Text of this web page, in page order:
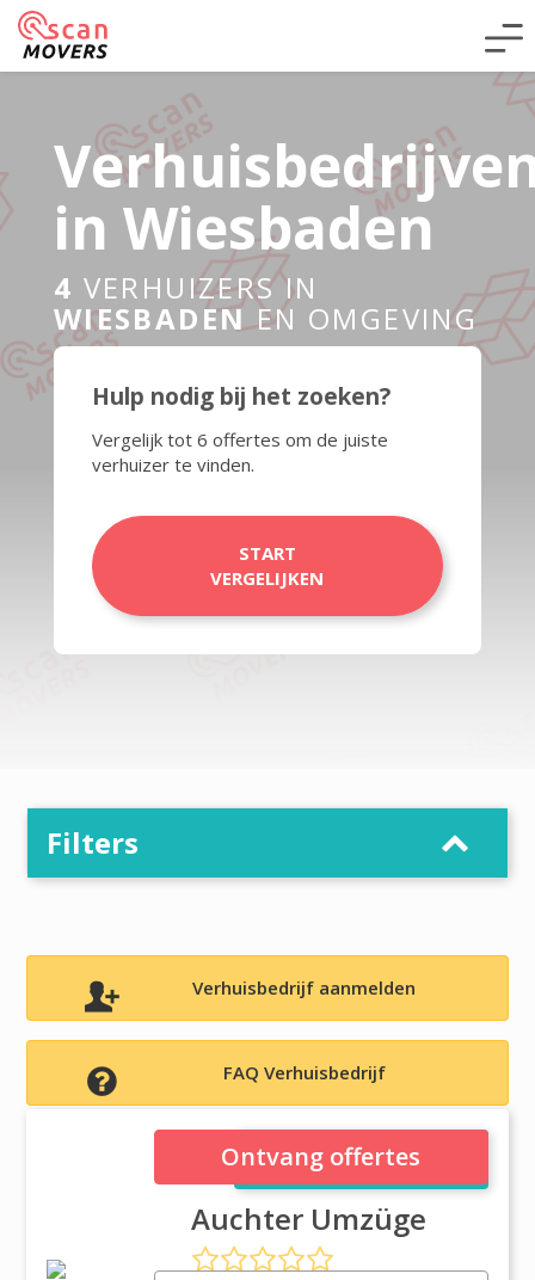
in Wiesbaden
4 VERHUIZERS IN
WIESBADEN EN OMGEVING
Hulp nodig bij het zoeken?
Vergelijk tot 6 offertes om de juiste
verhuizer te vinden.
START
VERGELIJKEN
Filters
Verhuisbedrijf aanmelden
FAQ Verhuisbedrijf
Auchter Umzüge
Auchter Umzüge
Ontvang offertes